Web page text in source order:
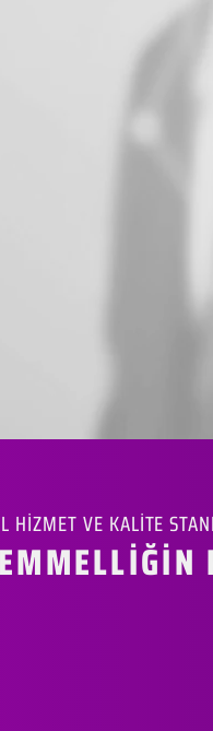
HİZMET VE KALİTE